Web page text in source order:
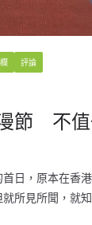
評論
節 不
日，原本在香
所見所聞，就